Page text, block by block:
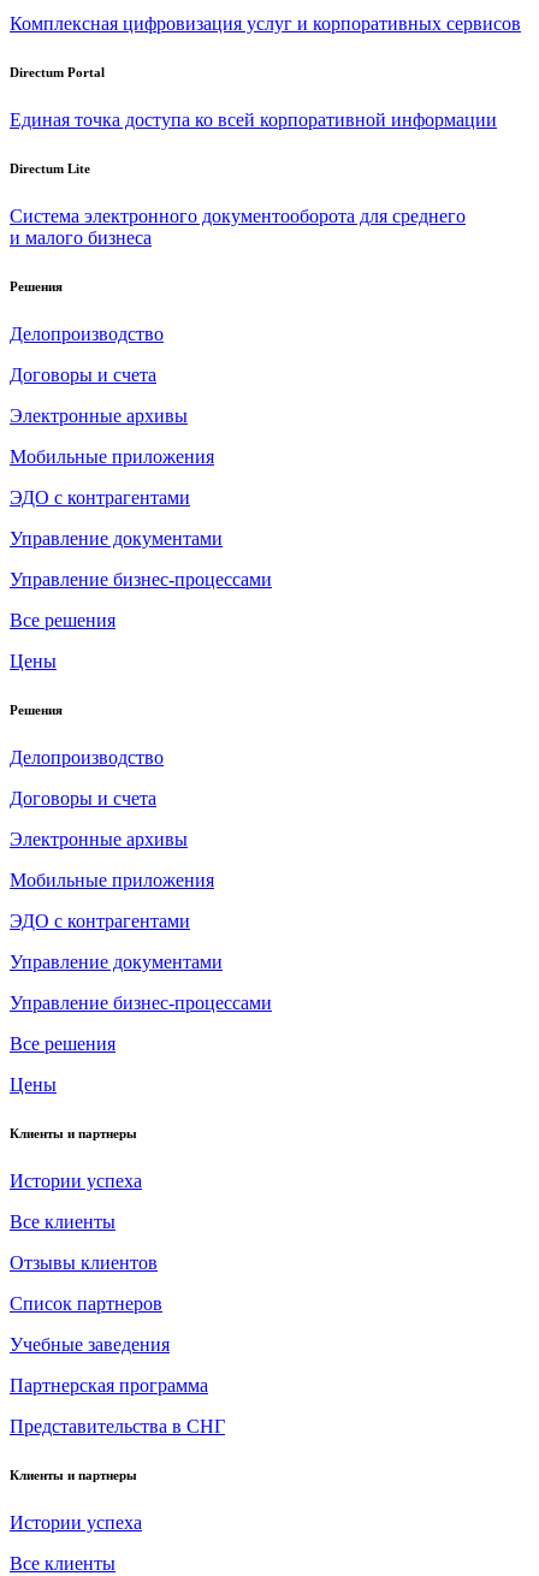
Комплексная цифровизация услуг и корпоративных сервисов
Directum Portal
Единая точка доступа ко всей корпоративной информации
Directum Lite
Система электронного документооборота для среднего
и малого бизнеса
Решения
Делопроизводство
Договоры и счета
Электронные архивы
Мобильные приложения
ЭДО с контрагентами
Управление документами
Управление бизнес-процессами
Все решения
Цены
Решения
Делопроизводство
Договоры и счета
Электронные архивы
Мобильные приложения
ЭДО с контрагентами
Управление документами
Управление бизнес-процессами
Все решения
Цены
Клиенты и партнеры
Истории успеха
Все клиенты
Отзывы клиентов
Список партнеров
Учебные заведения
Партнерская программа
Представительства в СНГ
Клиенты и партнеры
Истории успеха
Все клиенты